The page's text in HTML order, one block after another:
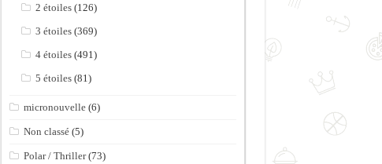
2 étoiles (126)
3 étoiles (369)
4 étoiles (491)
5 étoiles (81)
micronouvelle (6)
Non classé (5)
Polar / Thriller(73)